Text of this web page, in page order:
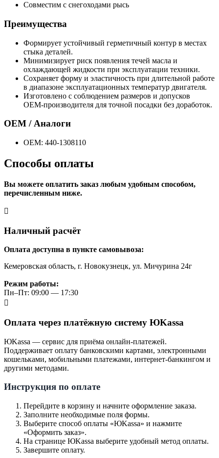
Совместим с снегоходами рысь
Преимущества
Формирует устойчивый герметичный контур в местах
стыка деталей.
Минимизирует риск появления течей масла и
охлаждающей жидкости при эксплуатации техники.
Сохраняет форму и эластичность при длительной работе
в диапазоне эксплуатационных температур двигателя.
Изготовлено с соблюдением размеров и допусков
OEM‑производителя для точной посадки без доработок.
OEM / Аналоги
OEM: 440-1308110
Способы оплаты
Вы можете оплатить заказ любым удобным способом,
перечисленным ниже.
Наличный расчёт
Оплата доступна в пункте самовывоза:
Кемеровская область, г. Новокузнецк, ул. Мичурина 24г
Режим работы:
Пн–Пт: 09:00 — 17:30
Оплата через платёжную систему ЮKassa
ЮKassa — сервис для приёма онлайн-платежей.
Поддерживает оплату банковскими картами, электронными
кошельками, мобильными платежами, интернет-банкингом и
другими методами.
Инструкция по оплате
Перейдите в корзину и начните оформление заказа.
Заполните необходимые поля формы.
Выберите способ оплаты «ЮKassa» и нажмите
«Оформить заказ».
На странице ЮKassa выберите удобный метод оплаты.
Завершите оплату.